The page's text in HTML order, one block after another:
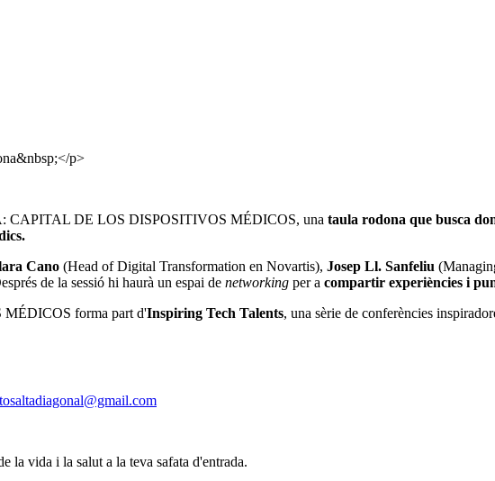
p>
CAPITAL DE LOS DISPOSITIVOS MÉDICOS, una taula rodona que busca
Cano (Head of Digital Transformation en Novartis), Josep Ll. Sanfeliu
de la sessió hi haurà un espai de networking per a compartir experiències i
forma part d'Inspiring Tech Talents, una sèrie de conferències
la vida i la salut a la teva safata d'entrada.